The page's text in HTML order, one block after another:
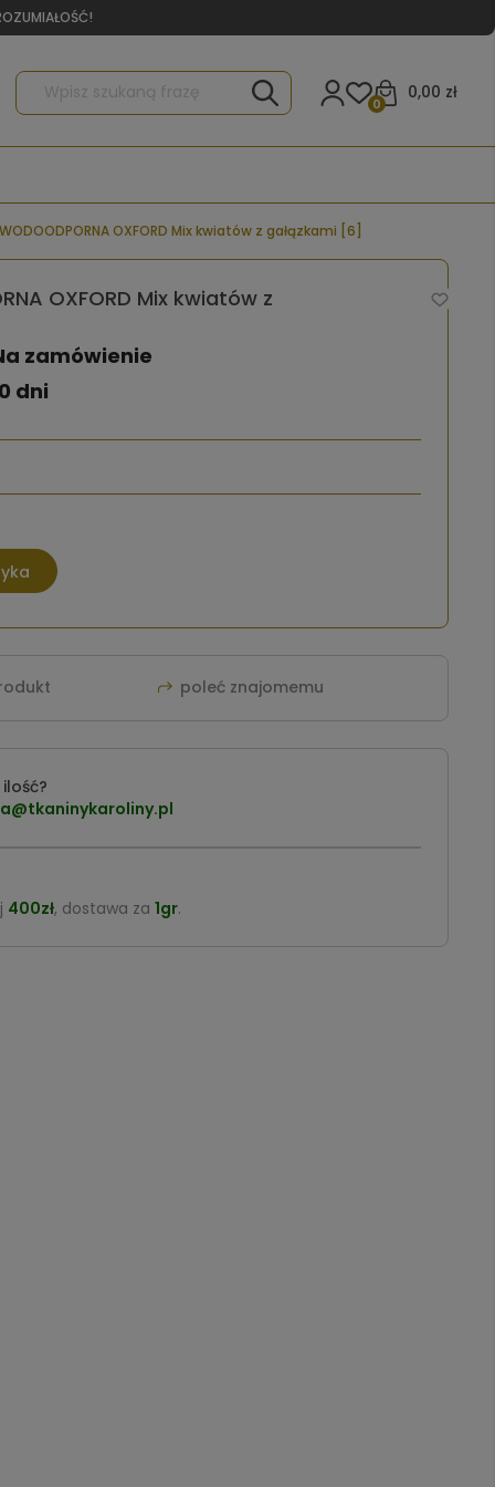
0,00 zł
0
OXFORD Mix kwiatów z gałązkami [6]
OXFORD Mix kwiatów z
zamówienie
dni
poleć znajomemu
400zł, dostawa za 1gr.